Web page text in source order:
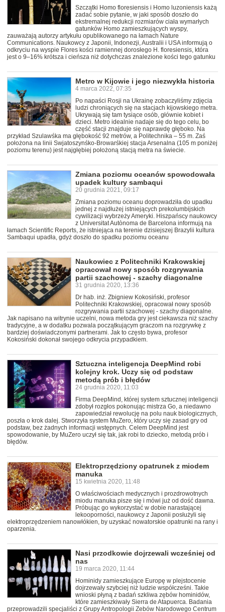
Szczątki Homo floresiensis i Homo luzoniensis każą
zadać sobie pytanie, w jaki sposób doszło do
ekstremalnej redukcji rozmiarów ciała wymarłych
gatunków Homo zamieszkujących wyspy,
zauważają autorzy artykułu opublikowanego na łamach Nature
Communications. Naukowcy z Japonii, Indonezji, Australii i USA informują o
odkryciu na wyspie Flores kości ramiennej dorosłego H. floresiensis, która
jest o 9–16% krótsza i cieńsza niż dotychczas znalezione kości tego gatunku
Metro w Kijowie i jego niezwykła historia
4 marca 2022, 07:35
Po napaści Rosji na Ukrainę zobaczyliśmy zdjęcia
ludzi chroniących się na stacjach kijowskiego metra.
Ukrywają się tam tysiące osób, głównie kobiet i
dzieci. Metro idealnie nadaje się do tego celu, bo
część stacji znajduje się naprawdę głęboko. Na
przykład Szulawśka ma głębokość 92 metrów, a Politechnika – 55 m. Zaś
położona na linii Swjatoszynśko-Browarśkiej stacja Arsenalna (105 m poniżej
poziomu terenu) jest najgłębiej położoną stacją metra na świecie.
Zmiana poziomu oceanów spowodowała
upadek kultury sambaqui
20 grudnia 2021, 09:17
Zmiana poziomu oceanu doprowadziła do upadku
jednej z najdłużej istniejących prekolumbijskich
cywilizacji wybrzeży Ameryki. Hiszpańscy naukowcy
z Universitat Autònoma de Barcelona informują na
łamach Scientific Reports, że istniejąca na terenie dzisiejszej Brazylii kultura
Sambaqui upadła, gdyż doszło do spadku poziomu oceanu
Naukowiec z Politechniki Krakowskiej
opracował nowy sposób rozgrywania
partii szachowej - szachy diagonalne
31 grudnia 2020, 13:36
Dr hab. inż. Zbigniew Kokosiński, profesor
Politechniki Krakowskiej, opracował nowy sposób
rozgrywania partii szachowej - szachy diagonalne.
Jak napisano na witrynie uczelni, nowa metoda gry jest ciekawsza niż szachy
tradycyjne, a w dodatku pozwala początkującym graczom na rozgrywkę z
bardziej doświadczonymi partnerami. Jak to często bywa, profesor
Kokosiński dokonał swojego odkrycia przypadkiem.
Sztuczna inteligencja DeepMind robi
kolejny krok. Uczy się od podstaw
metodą prób i błędów
24 grudnia 2020, 11:03
Firma DeepMind, której system sztucznej inteligencji
zdobył rozgłos pokonując mistrza Go, a niedawno
zapowiedział rewolucję na polu nauk biologicznych,
poszła o krok dalej. Stworzyła system MuZero, który uczy się zasad gry od
podstaw, bez żadnych informacji wstępnych. Celem DeepMind jest
spowodowanie, by MuZero uczył się tak, jak robi to dziecko, metodą prób i
błędów.
Elektroprzędziony opatrunek z miodem
manuka
15 kwietnia 2020, 11:48
O właściwościach medycznych i prozdrowotnych
miodu manuka pisze się i mówi już od dość dawna.
Próbując go wykorzystać w dobie narastającej
lekooporności, naukowcy z Japonii posłużyli się
elektroprzędzeniem nanowłókien, by uzyskać nowatorskie opatrunki na rany i
oparzenia.
Nasi przodkowie dojrzewali wcześniej od
nas
19 marca 2020, 11:44
Hominidy zamieszkujące Europę w plejstocenie
dojrzewały szybciej niż ludzie współcześni. Takie
wnioski płyną z badań szkliwa zębów hominidów,
które zamieszkiwały Sierra de Atapuerca. Badania
przeprowadzili specjaliści z Grupy Antropologii Zebów Narodowego Centrum